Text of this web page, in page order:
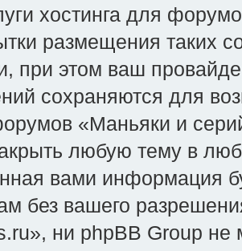
хостинга для
размещения таких
этом ваш
сохраняются для
«Маньяки и
любую тему в
вами информация
без вашего
ни phpBB Group не